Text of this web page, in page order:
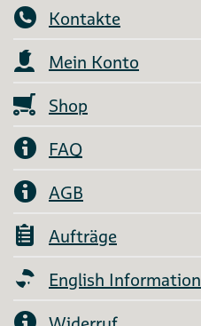
Kontakte
Mein Konto
Shop
FAQ
AGB
Aufträge
English Information